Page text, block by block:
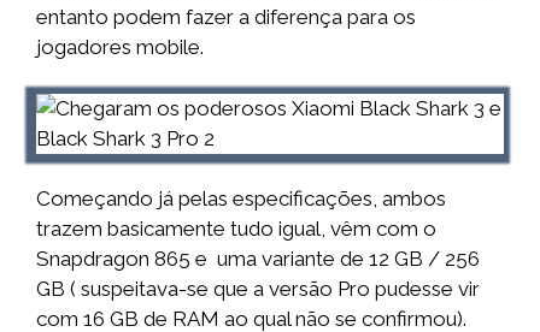
entanto podem fazer a diferença para os
jogadores mobile.
Começando já pelas especificações, ambos
trazem basicamente tudo igual, vêm com o
Snapdragon 865 e uma variante de 12 GB / 256
GB ( suspeitava-se que a versão Pro pudesse vir
com 16 GB de RAM ao qual não se confirmou).